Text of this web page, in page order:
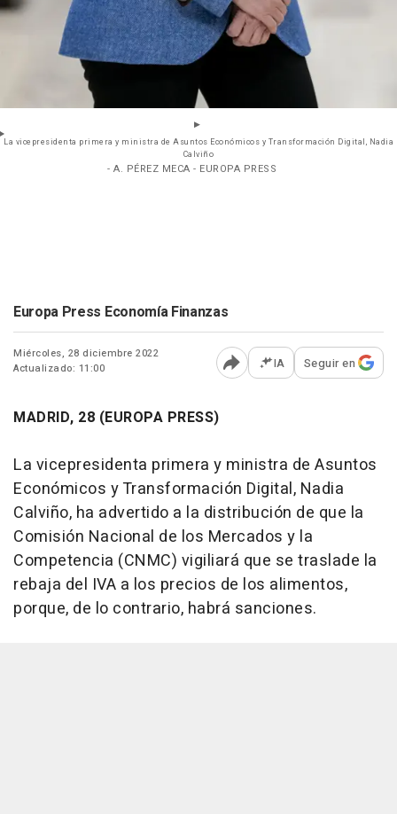
La vicepresidenta primera y ministra de Asuntos Económicos y Transformación Digital, Nadia
Calviño
- A. PÉREZ MECA - EUROPA PRESS
Europa Press Economía Finanzas
Miércoles, 28 diciembre 2022
Actualizado: 11:00
Abrir opciones para
IA Seguir en
MADRID, 28 (EUROPA PRESS)
La vicepresidenta primera y ministra de Asuntos
Económicos y Transformación Digital, Nadia
Calviño, ha advertido a la distribución de que la
Comisión Nacional de los Mercados y la
Competencia (CNMC) vigiliará que se traslade la
rebaja del IVA a los precios de los alimentos,
porque, de lo contrario, habrá sanciones.